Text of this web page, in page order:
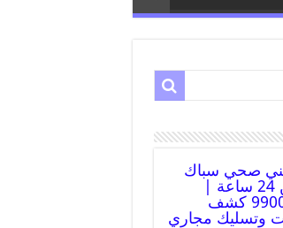
صحي سباك
القرين 24 ساعة |
99009522 كشف
وتسليك مجاري